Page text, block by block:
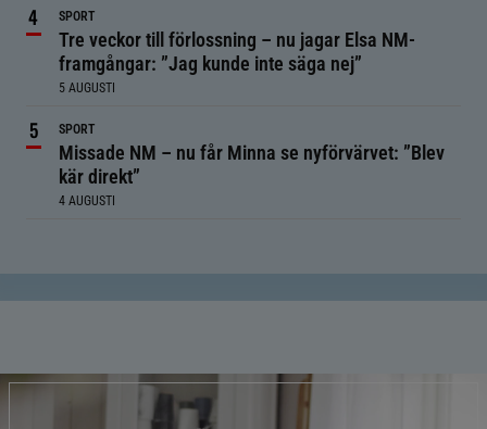
SPORT
Tre veckor till förlossning – nu jagar Elsa NM-
framgångar: ”Jag kunde inte säga nej”
5 AUGUSTI
SPORT
Missade NM – nu får Minna se nyförvärvet: ”Blev
kär direkt”
4 AUGUSTI